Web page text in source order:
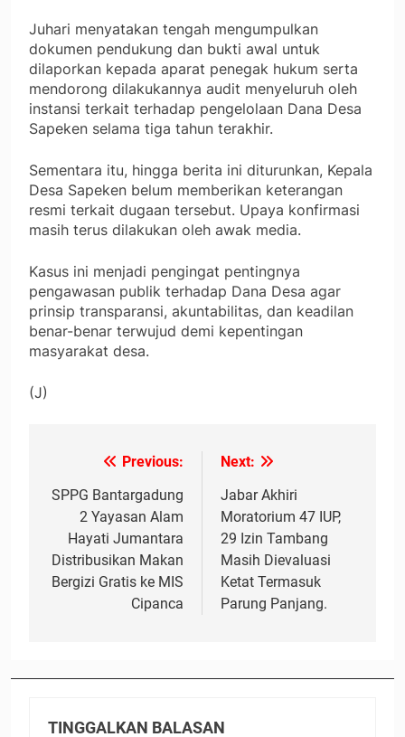
Juhari menyatakan tengah mengumpulkan
dokumen pendukung dan bukti awal untuk
dilaporkan kepada aparat penegak hukum serta
mendorong dilakukannya audit menyeluruh oleh
instansi terkait terhadap pengelolaan Dana Desa
Sapeken selama tiga tahun terakhir.
Sementara itu, hingga berita ini diturunkan, Kepala
Desa Sapeken belum memberikan keterangan
resmi terkait dugaan tersebut. Upaya konfirmasi
masih terus dilakukan oleh awak media.
Kasus ini menjadi pengingat pentingnya
pengawasan publik terhadap Dana Desa agar
prinsip transparansi, akuntabilitas, dan keadilan
benar-benar terwujud demi kepentingan
masyarakat desa.
(J)
Navigasi
pos
Previous:
SPPG Bantargadung
2 Yayasan Alam
Hayati Jumantara
Distribusikan Makan
Bergizi Gratis ke MIS
Cipanca
Next:
Jabar Akhiri
Moratorium 47 IUP,
29 Izin Tambang
Masih Dievaluasi
Ketat Termasuk
Parung Panjang.
TINGGALKAN BALASAN